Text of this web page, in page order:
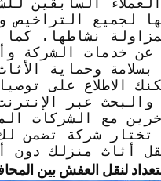
لجميع التراخيص
نشاطها.
عن خدمات الشركة
بسلامة وحماية
الاطلاع على
والبحث عبر
مع الشركات
تختار شركة تضمن
أثاث منزلك دون
لنقل العفش بين